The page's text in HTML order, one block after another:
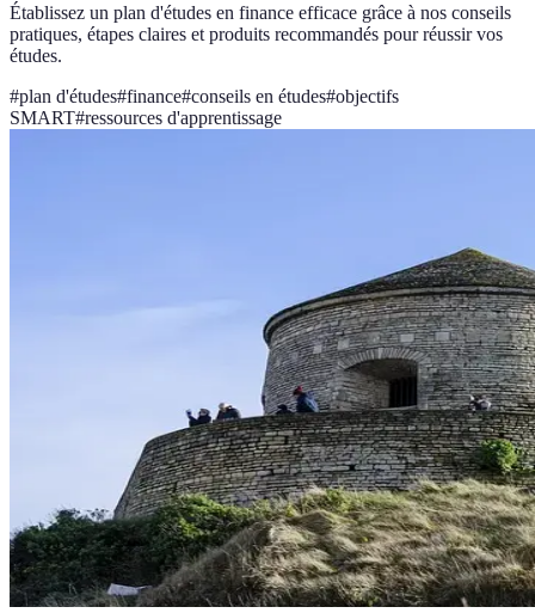
Établissez un plan d'études en finance efficace grâce à nos conseils
pratiques, étapes claires et produits recommandés pour réussir vos
études.
#plan d'études#finance#conseils en études#objectifs
SMART#ressources d'apprentissage